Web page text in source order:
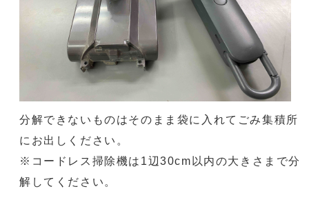
分解できないものはそのまま袋に入れてごみ集積所
にお出しください。
※コードレス掃除機は1辺30cm以内の大きさまで分
解してください。